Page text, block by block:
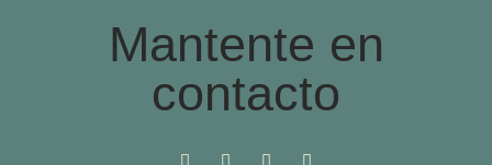
Mantente en
contacto